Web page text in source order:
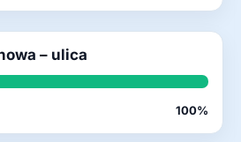
– ulica
100%